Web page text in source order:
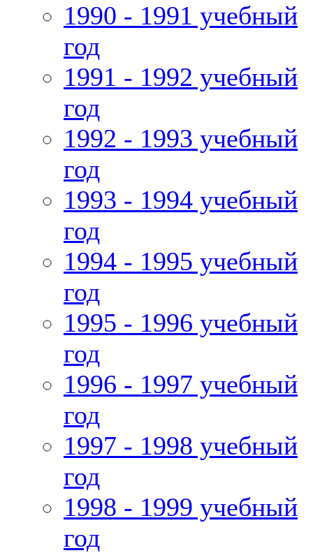
1990 - 1991 учебный
год
1991 - 1992 учебный
год
1992 - 1993 учебный
год
1993 - 1994 учебный
год
1994 - 1995 учебный
год
1995 - 1996 учебный
год
1996 - 1997 учебный
год
1997 - 1998 учебный
год
1998 - 1999 учебный
год